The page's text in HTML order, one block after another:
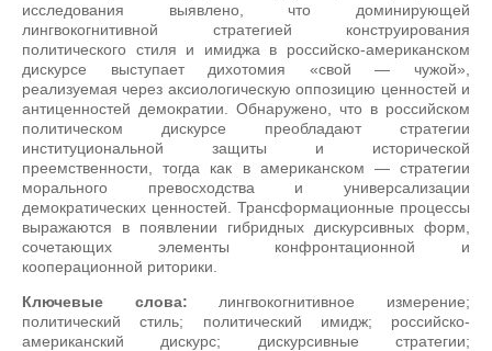
исследования выявлено, что доминирующей
лингвокогнитивной стратегией конструирования
политического стиля и имиджа в российско-американском
дискурсе выступает дихотомия «свой — чужой»,
реализуемая через аксиологическую оппозицию ценностей и
антиценностей демократии. Обнаружено, что в российском
политическом дискурсе преобладают стратегии
институциональной защиты и исторической
преемственности, тогда как в американском — стратегии
морального превосходства и универсализации
демократических ценностей. Трансформационные процессы
выражаются в появлении гибридных дискурсивных форм,
сочетающих элементы конфронтационной и
кооперационной риторики.
Ключевые слова: лингвокогнитивное измерение;
политический стиль; политический имидж; российско-
американский дискурс; дискурсивные стратегии;